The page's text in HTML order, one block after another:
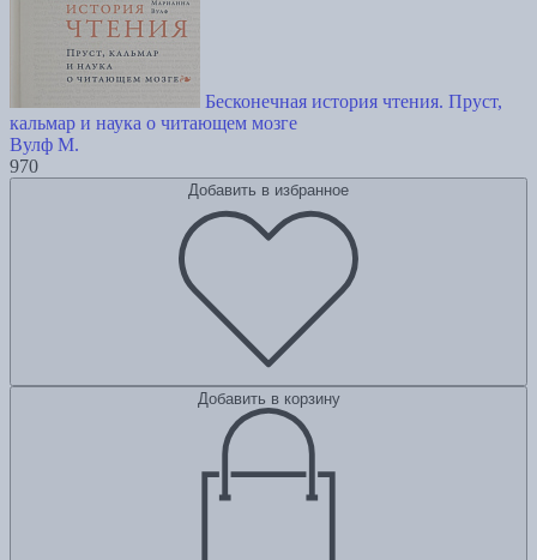
Бесконечная история чтения. Пруст,
кальмар и наука о читающем мозге
Вулф М.
970
Добавить в избранное
Добавить в корзину